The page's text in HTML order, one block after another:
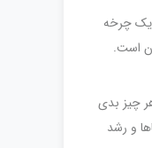
یک چرخه
است.
چیز بدی
و رشد